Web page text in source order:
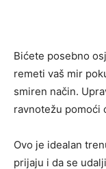
Bićete posebno
remeti vaš mir
smiren način.
ravnotežu pomoći
Ovo je idealan
prijaju i da se